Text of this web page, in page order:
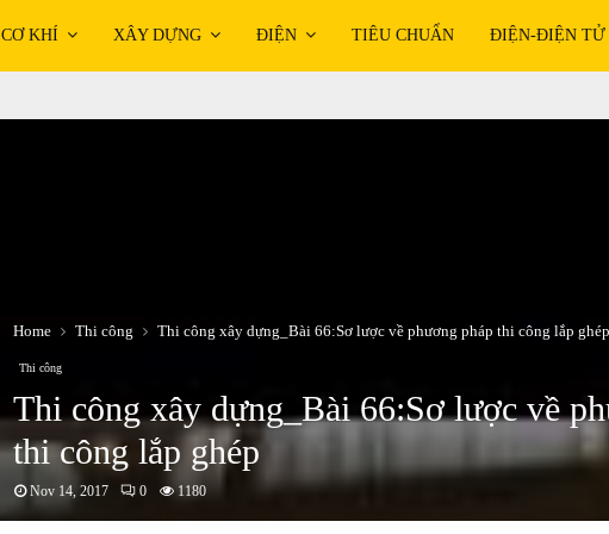
CƠ KHÍ XÂY DỰNG ĐIỆN TIÊU CHUẨN ĐIỆN-ĐIỆN TỬ
Home Thi công Thi công xây dựng_Bài 66:Sơ lược về phương pháp thi công lắp ghép
Thi công
Thi công xây dựng_Bài 66:Sơ lược về
thi công lắp ghép
Nov 14, 2017 0 1180